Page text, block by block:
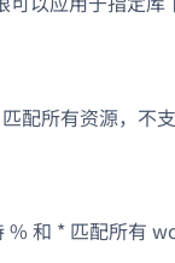
配所有资源，不
和 * 匹配所有